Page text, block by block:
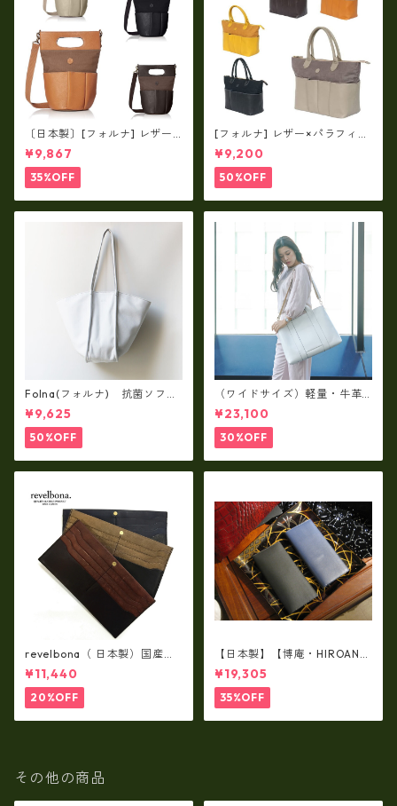
〔日本製〕[フォルナ] レザー×
パラフィン筒型2way シュリン
クレザー×79Aパラフィン fo
-259630
¥9,867
35%OFF
[フォルナ] レザー×パラフィン
筒型2way シュリンクレザー×
79Aパラフィン トートL fo-2
59632
¥9,200
50%OFF
Folna(フォルナ) 抗菌ソフト
スムースレザー トートバッグ
¥9,625
50%OFF
（ワイドサイズ）軽量・牛革
製品・2WAYヌメ革トートバッ
グ（A3サイズ/日本製）(高収
納）ir-02G
¥23,100
30%OFF
revelbona（ 日本製）国産牛
革製・お札入れ ロングウォ
レット rl-001
¥11,440
20%OFF
【日本製】【博庵・HIROAN】
最高級牛革（ボーテッド）札
入れ・長財布 ha-21535
¥19,305
35%OFF
その他の商品